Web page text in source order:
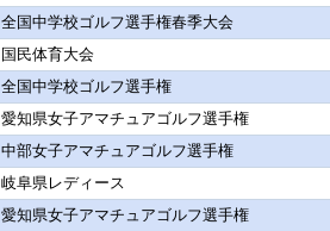
全国中学校ゴルフ選手権春季大会
国民体育大会
全国中学校ゴルフ選手権
愛知県女子アマチュアゴルフ選手権
中部女子アマチュアゴルフ選手権
岐阜県レディース
愛知県女子アマチュアゴルフ選手権